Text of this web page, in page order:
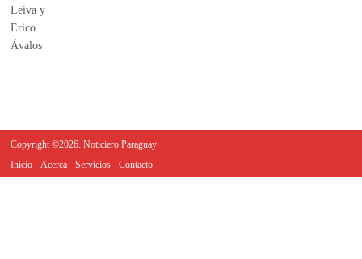
Copyright ©2026. Noticiero Paraguay
Inicio
Acerca Servicios Contacto